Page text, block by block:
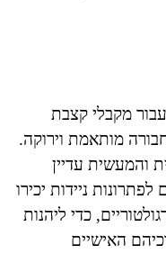
מקבלי קצבת
מותאמת וירוקה.
עדיין
ניידות יכירו
כדי ליהנות
האישיים